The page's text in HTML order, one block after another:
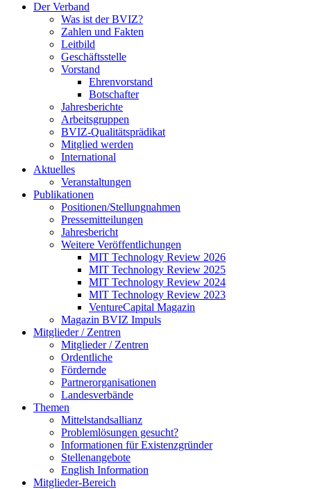
Der Verband
Was ist der BVIZ?
Zahlen und Fakten
Leitbild
Geschäftsstelle
Vorstand
Ehrenvorstand
Botschafter
Jahresberichte
Arbeitsgruppen
BVIZ-Qualitätsprädikat
Mitglied werden
International
Aktuelles
Veranstaltungen
Publikationen
Positionen/Stellungnahmen
Pressemitteilungen
Jahresbericht
Weitere Veröffentlichungen
MIT Technology Review 2026
MIT Technology Review 2025
MIT Technology Review 2024
MIT Technology Review 2023
VentureCapital Magazin
Magazin BVIZ Impuls
Mitglieder / Zentren
Mitglieder / Zentren
Ordentliche
Fördernde
Partnerorganisationen
Landesverbände
Themen
Mittelstandsallianz
Problemlösungen gesucht?
Informationen für Existenzgründer
Stellenangebote
English Information
Mitglieder-Bereich